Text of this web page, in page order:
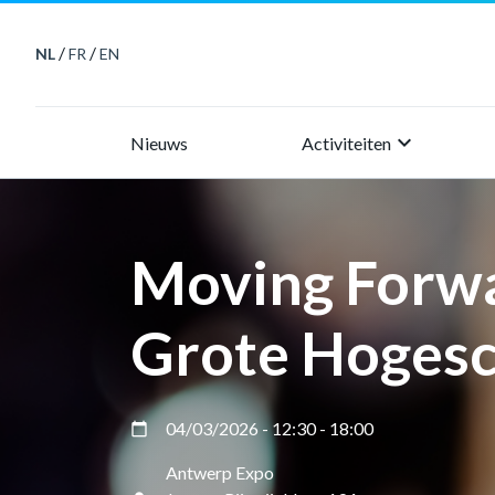
NL /FR /EN
Nieuws Activiteiten keyboard_arrow_right
Moving
Grote
calendar_today 04/03/2026 - 12:30 - 18:00
Antwerp Expo